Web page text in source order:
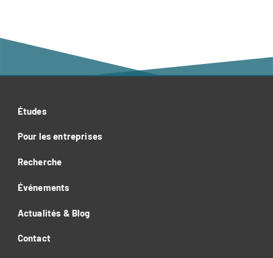
Études
Pour les entreprises
Recherche
Événements
Actualités & Blog
Contact